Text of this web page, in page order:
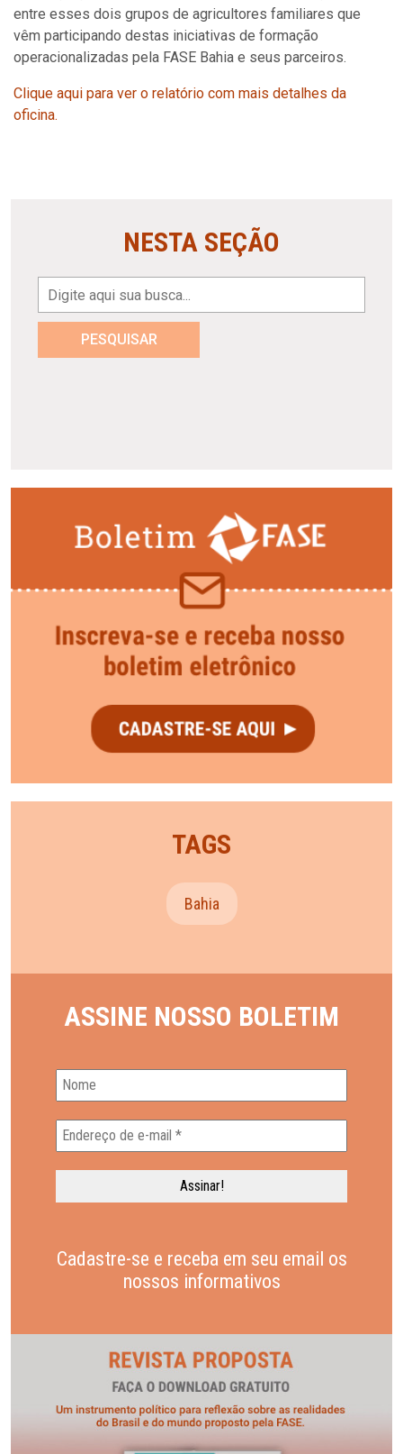
entre esses dois grupos de agricultores familiares que
vêm participando destas iniciativas de formação
operacionalizadas pela FASE Bahia e seus parceiros.
Clique aqui para ver o relatório com mais detalhes da
oficina.
NESTA SEÇÃO
PESQUISAR
TAGS
Bahia
ASSINE NOSSO BOLETIM
Cadastre-se e receba em seu email os
nossos informativos